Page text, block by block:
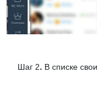
Шаг 2. В списке